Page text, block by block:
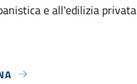
e all'edilizia privata